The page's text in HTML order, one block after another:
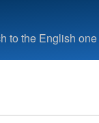
to the English one